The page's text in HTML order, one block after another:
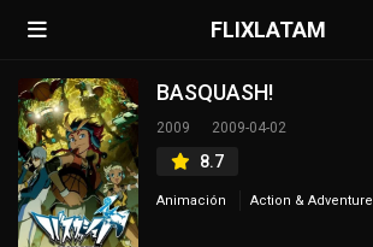
FLIXLATAM
BASQUASH!
2009 2009-04-02
8.7
Animación Action & Adventure